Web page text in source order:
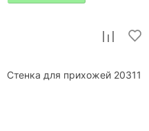
Стенка для прихожей 20311